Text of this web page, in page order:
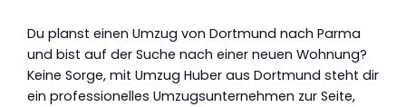
Du planst einen Umzug von Dortmund nach Parma
und bist auf der Suche nach einer neuen Wohnung?
Keine Sorge, mit Umzug Huber aus Dortmund steht dir
ein professionelles Umzugsunternehmen zur Seite,